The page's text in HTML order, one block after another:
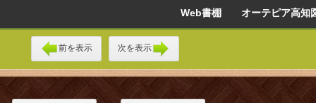
Web書棚 オーテピア高知
前を表示 次を表示